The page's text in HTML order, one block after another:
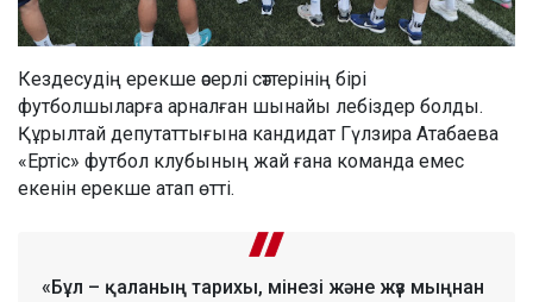
Кездесудің ерекше әсерлі сәттерінің бірі
футболшыларға арналған шынайы лебіздер болды.
Құрылтай депутаттығына кандидат Гүлзира Атабаева
«Ертіс» футбол клубының жай ғана команда емес
екенін ерекше атап өтті.
«Бұл – қаланың тарихы, мінезі және жүз мыңнан